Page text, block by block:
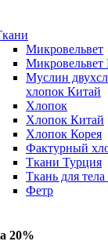
Микровельвет
Микровельвет
Муслин
хлопок Китай
Хлопок
Хлопок Китай
Хлопок Корея
Фактурный
Ткани Турция
Ткань для тела
Фетр
20%